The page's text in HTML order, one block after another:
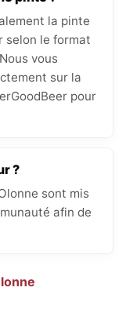
la pinte
selon le format
vous
sur la
pour
?
sont mis
afin de